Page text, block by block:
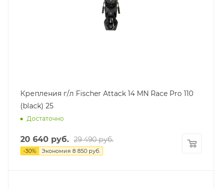
Крепления г/л Fischer Attack 14 MN Race Pro 110
(black) 25
Достаточно
20 640 руб. 29 490руб.
-30% Экономия 8 850 руб.